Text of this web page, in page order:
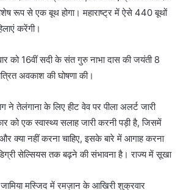
रूप से एक बूथ होगा। महाराष्ट्र में ऐसे 440 बूथों
करेंगी।
को 16वीं सदी के संत गुरु नाभा दास की जयंती 8
अवकाश की घोषणा की।
ने तेलंगाना के लिए हीट वेव पर पीला अलर्ट जारी
को एक स्वास्थ्य सलाह जारी करनी पड़ी है, जिसमें
और क्या नहीं करना चाहिए, इसके बारे में आगाह करना
सेल्सियस तक बढ़ने की संभावना है। राज्य में सूखा
मस्जिद में रमज़ान के आखिरी शुक्रवार